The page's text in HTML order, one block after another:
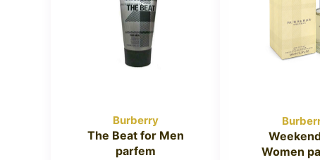
Burberry
The Beat for Men
parfem
Women